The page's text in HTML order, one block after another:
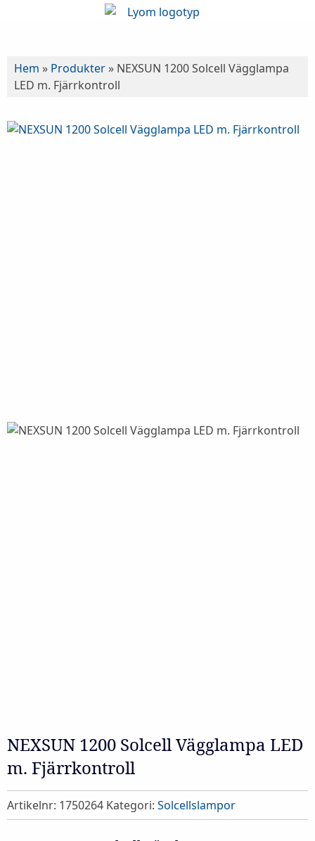
Hem » Produkter » NEXSUN 1200 Solcell Vägglampa
LED m. Fjärrkontroll
NEXSUN 1200 Solcell Vägglampa LED
m. Fjärrkontroll
Artikelnr: 1750264 Kategori: Solcellslampor